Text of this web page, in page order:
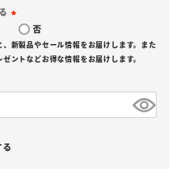
必
否
新製品やセール情報をお届けします。また
ントなどお得な情報をお届けします。